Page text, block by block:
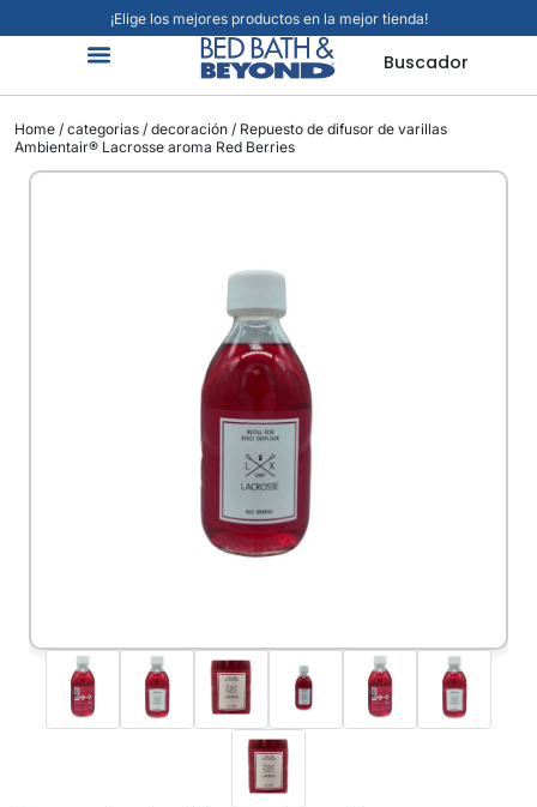
¡Elige los mejores productos en la mejor tienda!
Buscador
Home / categorias / decoración / Repuesto de difusor de varillas
Ambientair® Lacrosse aroma Red Berries